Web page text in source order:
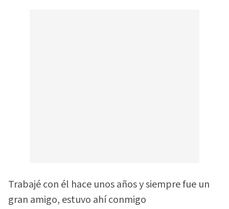
Trabajé con él hace unos años y siempre fue un
gran amigo, estuvo ahí conmigo